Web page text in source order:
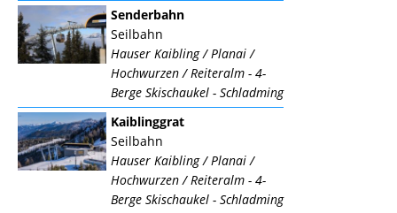
Senderbahn
Seilbahn
Hauser Kaibling / Planai /
Hochwurzen / Reiteralm - 4-
Berge Skischaukel - Schladming
Kaiblinggrat
Seilbahn
Hauser Kaibling / Planai /
Hochwurzen / Reiteralm - 4-
Berge Skischaukel - Schladming